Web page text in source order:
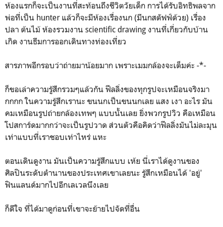
ห้องแรกก็จะเป็นงานที่สะท้อนถึงชีวิตวัยเด็ก การได้รับอิทธิพลจาก
พ่อที่เป็น hunter แล้วก็จะมีห้องเรื่องนก (มีนกสตัฟฟ์ด้วย) เรื่อง
ปลา ต้นไม้ ห้องรวมงาน scientific drawing งานที่เกี่ยวกับบ้าน
เกิด งานธีมการออกเดินทางท่องเที่ยว
สารภาพอีกรอบว่าถ่ายมาน้อยมาก เพราะเมมกล้องจะเต็มค่ะ -*-
ก็ขอเล่าความรู้สึกรวมๆแล้วกัน ฟีลลิ่งของทุกรูปจะเหมือนจริงมา
กกกก ในความรู้สึกเรานะ ขนนกเป็นขนนกเลย แสง เงา อะไร มัน
คมเหมือนรูปถ่ายกล้องเทพๆ แบบนั้นเลย ยิ่งพวกรูปวิว คือเหมือน
โปสการ์ดมากกว่าจะเป็นรูปวาด ส่วนตัวคือคิดว่าฟีลลิ่งมันไม่ละมุน
เท่าแบบที่เราชอบเท่าไหร่ แหะ
ตอนเดินดูงาน มันเป็นความรู้สึกแบบ เห้ย นี่เราได้ดูงานของ
ศิลปินระดับตำนานของประเทศเขาเลยนะ รู้สึกเหมือนได้ 'อยู่'
ฟินแลนด์มากไปอีกเลเวลนึงเลย
ก็ดีใจ ที่ได้มาดูก่อนที่เขาจะย้ายไปจัดที่อื่น